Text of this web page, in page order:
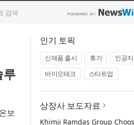
루
보
인기 토픽
신제품 출시 휴가
인공
바이오테크
스타트업
상장사 보도자료